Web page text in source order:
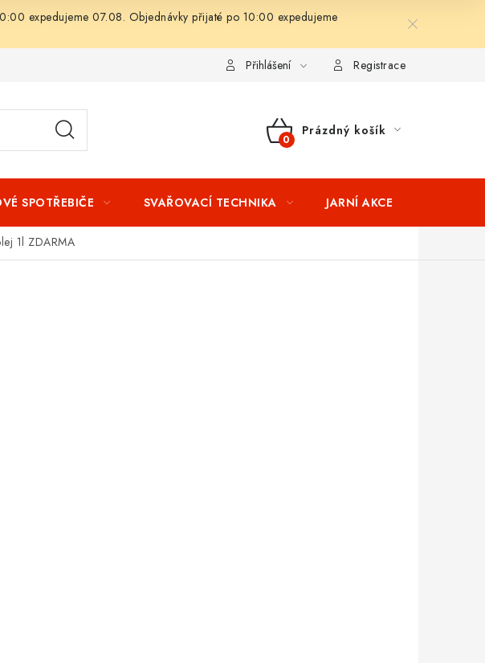
expedujeme 07.08. Objednávky přijaté po 10:00 expedujeme
Splátkový prodej Tabulka velikostí oblečení
Přihlášení Registrace
NÁKUPNÍ
Prázdný košík
SPOTŘEBIČE SVAŘOVACÍ TECHNIKA JARNÍ AKCE
1l ZDARMA